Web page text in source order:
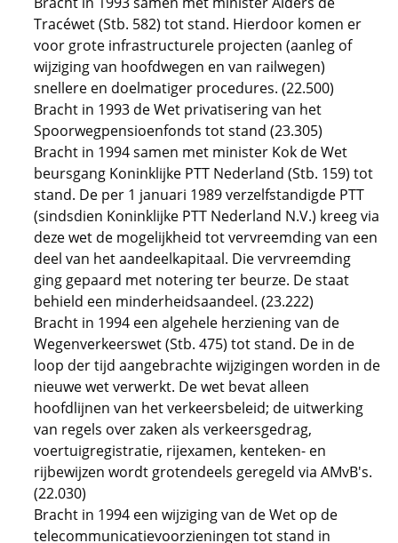
Tracéwet (Stb. 582) tot stand. Hierdoor komen er
voor grote infrastructurele projecten (aanleg of
wijziging van hoofdwegen en van railwegen)
snellere en doelmatiger procedures. (22.500)
Bracht in 1993 de Wet privatisering van het
Spoorwegpensioenfonds tot stand (23.305)
Bracht in 1994 samen met minister Kok de Wet
beursgang Koninklijke PTT Nederland (Stb. 159) tot
stand. De per 1 januari 1989 verzelfstandigde PTT
(sindsdien Koninklijke PTT Nederland N.V.) kreeg via
deze wet de mogelijkheid tot vervreemding van een
deel van het aandeelkapitaal. Die vervreemding
ging gepaard met notering ter beurze. De staat
behield een minderheidsaandeel. (23.222)
Bracht in 1994 een algehele herziening van de
Wegenverkeerswet (Stb. 475) tot stand. De in de
loop der tijd aangebrachte wijzigingen worden in de
nieuwe wet verwerkt. De wet bevat alleen
hoofdlijnen van het verkeersbeleid; de uitwerking
van regels over zaken als verkeersgedrag,
voertuigregistratie, rijexamen, kenteken- en
rijbewijzen wordt grotendeels geregeld via AMvB's.
(22.030)
Bracht in 1994 een wijziging van de Wet op de
telecommunicatievoorzieningen tot stand in